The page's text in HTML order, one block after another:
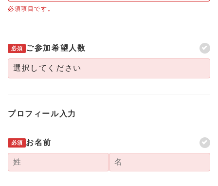
必須項目です。
必須 ご参加希望人数
プロフィール入力
必須 お名前